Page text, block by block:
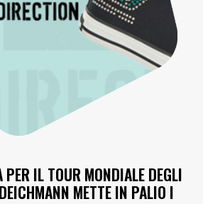
PER IL TOUR MONDIALE DEGLI
METTE IN PALIO I